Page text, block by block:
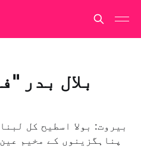
بلال بدر
بیروت: بولا اسطیح کل
پناہگزینوں کے مخیم